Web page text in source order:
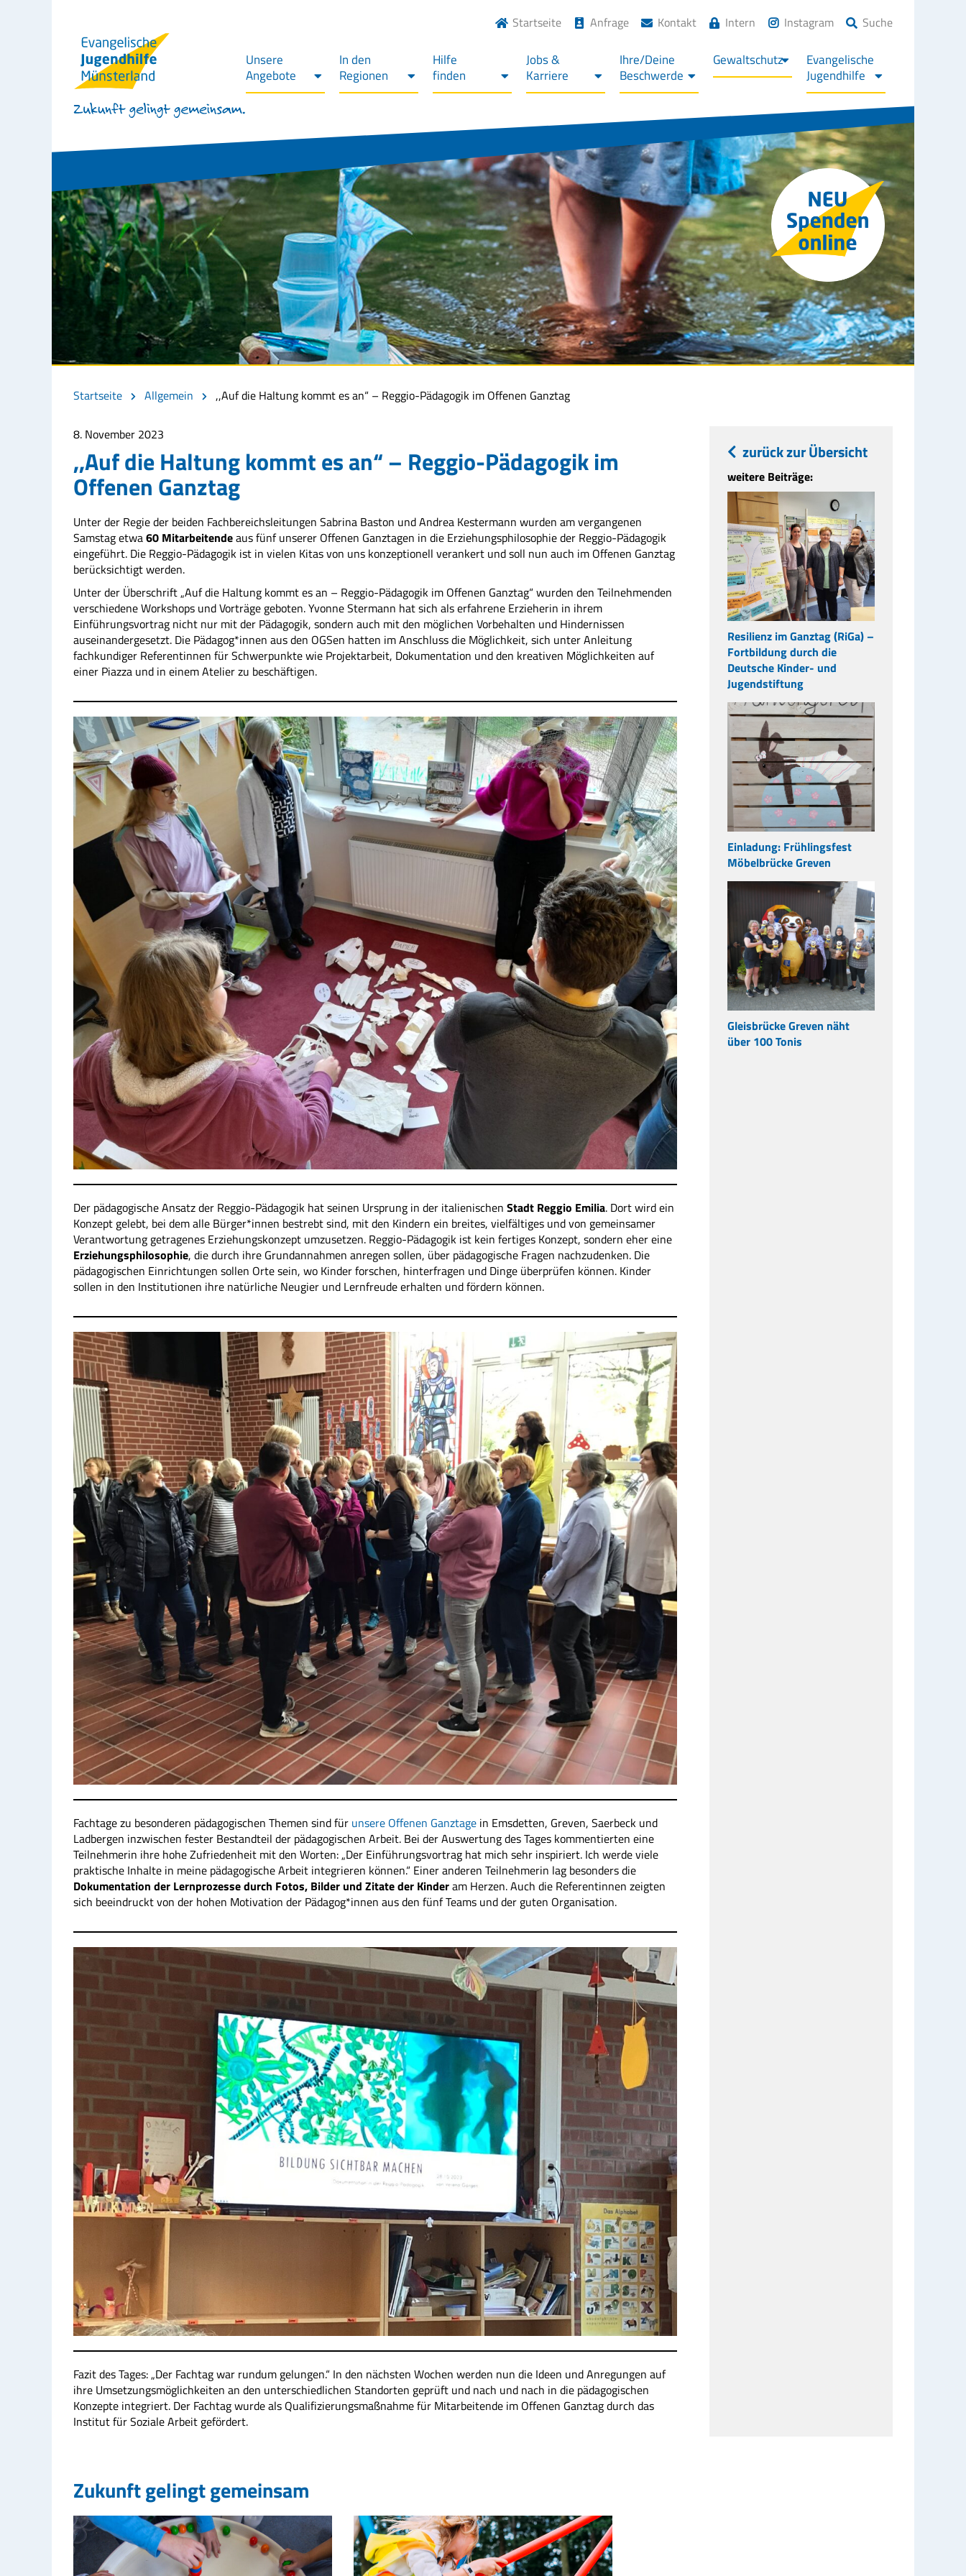
Startseite Anfrage Kontakt Intern Instagram Suche
Unsere
Angebote
In den
Regionen
Hilfe
finden
Jobs &
Karriere
Ihre/Deine
Beschwerde
Gewaltschutz
Evangelische
Jugendhilfe
Startseite Allgemein ,,Auf die Haltung kommt es an“ – Reggio-Pädagogik im Offenen Ganztag
8. November 2023
,,Auf die Haltung kommt es an“ – Reggio-Pädagogik im
Offenen Ganztag
Unter der Regie der beiden Fachbereichsleitungen Sabrina Baston und Andrea Kestermann wurden am vergangenen
Samstag etwa60 Mitarbeitendeaus fünf unserer Offenen Ganztagen in die Erziehungsphilosophie der Reggio-Pädagogik
eingeführt. Die Reggio-Pädagogik ist in vielen Kitas von uns konzeptionell verankert und soll nun auch im Offenen Ganztag
berücksichtigt werden.
Unter der Überschrift „Auf die Haltung kommt es an – Reggio-Pädagogik im Offenen Ganztag“ wurden den Teilnehmenden
verschiedene Workshops und Vorträge geboten. Yvonne Stermann hat sich als erfahrene Erzieherin in ihrem
Einführungsvortrag nicht nur mit der Pädagogik, sondern auch mit den möglichen Vorbehalten und Hindernissen
auseinandergesetzt. Die Pädagog*innen aus den OGSen hatten im Anschluss die Möglichkeit, sich unter Anleitung
fachkundiger Referentinnen für Schwerpunkte wie Projektarbeit, Dokumentation und den kreativen Möglichkeiten auf
einer Piazza und in einem Atelier zu beschäftigen.
Der pädagogische Ansatz der Reggio-Pädagogik hat seinen Ursprung in der italienischen Stadt Reggio Emilia. Dort wird ein
Konzept gelebt, bei dem alle Bürger*innen bestrebt sind, mit den Kindern ein breites, vielfältiges und von gemeinsamer
Verantwortung getragenes Erziehungskonzept umzusetzen. Reggio-Pädagogik ist kein fertiges Konzept, sondern eher eine
Erziehungsphilosophie, die durch ihre Grundannahmen anregen sollen, über pädagogische Fragen nachzudenken. Die
pädagogischen Einrichtungen sollen Orte sein, wo Kinder forschen, hinterfragen und Dinge überprüfen können. Kinder
sollen in den Institutionen ihre natürliche Neugier und Lernfreude erhalten und fördern können.
Fachtage zu besonderen pädagogischen Themen sind für unsere Offenen Ganztage in Emsdetten, Greven, Saerbeck und
Ladbergen inzwischen fester Bestandteil der pädagogischen Arbeit. Bei der Auswertung des Tages kommentierten eine
Teilnehmerin ihre hohe Zufriedenheit mit den Worten: „Der Einführungsvortrag hat mich sehr inspiriert. Ich werde viele
praktische Inhalte in meine pädagogische Arbeit integrieren können.“ Einer anderen Teilnehmerin lag besonders die
Dokumentation der Lernprozesse durch Fotos, Bilder und Zitate der Kinderam Herzen. Auch die Referentinnen zeigten
sich beeindruckt von der hohen Motivation der Pädagog*innen aus den fünf Teams und der guten Organisation.
Fazit des Tages: „Der Fachtag war rundum gelungen.“ In den nächsten Wochen werden nun die Ideen und Anregungen auf
ihre Umsetzungsmöglichkeiten an den unterschiedlichen Standorten geprüft und nach und nach in die pädagogischen
Konzepte integriert. Der Fachtag wurde als Qualifizierungsmaßnahme für Mitarbeitende im Offenen Ganztag durch das
Institut für Soziale Arbeit gefördert.
zurück zur Übersicht
weitere Beiträge:
Resilienz im Ganztag (RiGa) –
Fortbildung durch die
Deutsche Kinder- und
Jugendstiftung
Einladung: Frühlingsfest
Möbelbrücke Greven
Gleisbrücke Greven näht
über 100 Tonis
Zukunft gelingt gemeinsam